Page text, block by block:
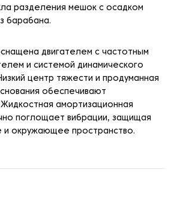
разделения мешок с осадком
барабана.
двигателем с частотным
и системой динамического
центр тяжести и продуманная
обеспечивают
Жидкостная амортизационная
поглощает вибрации, защищая
и окружающее пространство.